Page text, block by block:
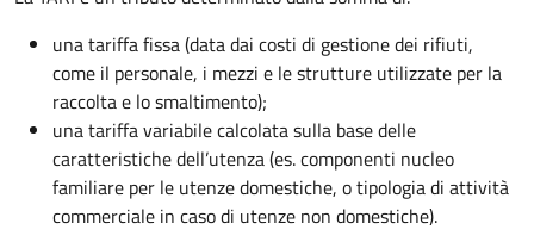
una tariffa fissa (data dai costi di gestione dei rifiuti,
come il personale, i mezzi e le strutture utilizzate per la
raccolta e lo smaltimento);
una tariffa variabile calcolata sulla base delle
caratteristiche dell’utenza (es. componenti nucleo
familiare per le utenze domestiche, o tipologia di attività
commerciale in caso di utenze non domestiche).